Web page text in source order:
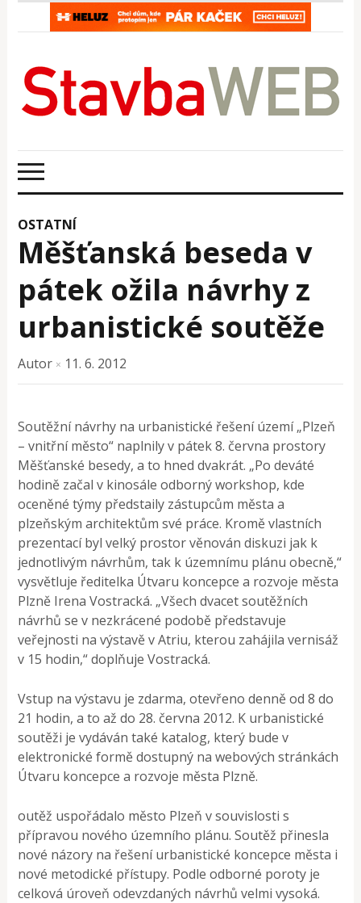
OSTATNÍ
Měšťanská beseda v
pátek ožila návrhy z
urbanistické soutěže
Autor × 11. 6. 2012
Soutěžní návrhy na urbanistické řešení území „Plzeň
– vnitřní město“ naplnily v pátek 8. června prostory
Měšťanské besedy, a to hned dvakrát. „Po deváté
hodině začal v kinosále odborný workshop, kde
oceněné týmy předstaily zástupcům města a
plzeňským architektům své práce. Kromě vlastních
prezentací byl velký prostor věnován diskuzi jak k
jednotlivým návrhům, tak k územnímu plánu obecně,“
vysvětluje ředitelka Útvaru koncepce a rozvoje města
Plzně Irena Vostracká. „Všech dvacet soutěžních
návrhů se v nezkrácené podobě představuje
veřejnosti na výstavě v Atriu, kterou zahájila vernisáž
v 15 hodin,“ doplňuje Vostracká.
Vstup na výstavu je zdarma, otevřeno denně od 8 do
21 hodin, a to až do 28. června 2012. K urbanistické
soutěži je vydáván také katalog, který bude v
elektronické formě dostupný na webových stránkách
Útvaru koncepce a rozvoje města Plzně.
outěž uspořádalo město Plzeň v souvislosti s
přípravou nového územního plánu. Soutěž přinesla
nové názory na řešení urbanistické koncepce města i
nové metodické přístupy. Podle odborné poroty je
celková úroveň odevzdaných návrhů velmi vysoká.